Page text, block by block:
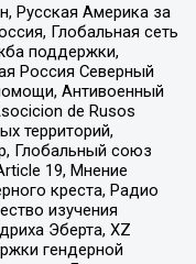
Русская Америка за
Глобальная сеть
поддержки,
Россия Северный
Антивоенный
de Rusos
территорий,
Глобальный союз
19, Мнение
креста, Радио
изучения
Эберта, XZ
гендерной